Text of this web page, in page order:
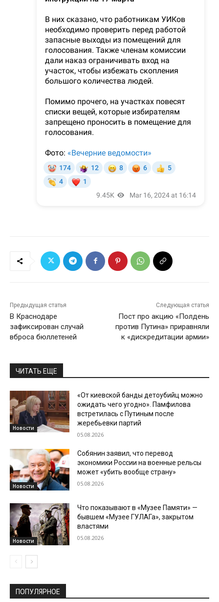
Предыдущая статья
В Краснодаре
зафиксирован случай
вброса бюллетеней
Следующая статья
Пост про акцию «Полдень
против Путина» приравняли
к «дискредитации армии»
ЧИТАТЬ ЕЩЕ
Новости
«От киевской банды детоубийц можно
ожидать чего угодно». Памфилова
встретилась с Путиным после
жеребьевки партий
05.08.2026
Новости
Собянин заявил, что перевод
экономики России на военные рельсы
может «убить вообще страну»
05.08.2026
Новости
Что показывают в «Музее Памяти» —
бывшем «Музее ГУЛАГа», закрытом
властями
05.08.2026
ПОПУЛЯРНОЕ